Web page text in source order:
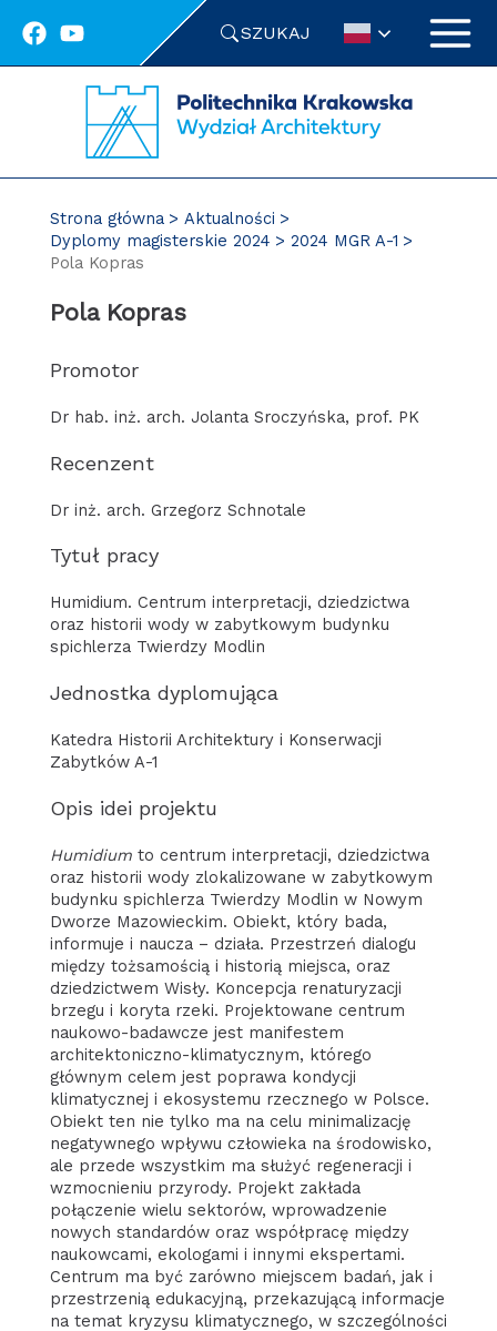
SZUKAJ
Strona główna
Aktualności
Dyplomy magisterskie 2024
2024 MGR A-1
Pola Kopras
Pola Kopras
Promotor
Dr hab. inż. arch. Jolanta Sroczyńska, prof. PK
Recenzent
Dr inż. arch. Grzegorz Schnotale
Tytuł pracy
Humidium. Centrum interpretacji, dziedzictwa
oraz historii wody w zabytkowym budynku
spichlerza Twierdzy Modlin
Jednostka dyplomująca
Katedra Historii Architektury i Konserwacji
Zabytków A-1
Opis idei projektu
Humidium to centrum interpretacji, dziedzictwa
oraz historii wody zlokalizowane w zabytkowym
budynku spichlerza Twierdzy Modlin w Nowym
Dworze Mazowieckim. Obiekt, który bada,
informuje i naucza – działa. Przestrzeń dialogu
między tożsamością i historią miejsca, oraz
dziedzictwem Wisły. Koncepcja renaturyzacji
brzegu i koryta rzeki. Projektowane centrum
naukowo-badawcze jest manifestem
architektoniczno-klimatycznym, którego
głównym celem jest poprawa kondycji
klimatycznej i ekosystemu rzecznego w Polsce.
Obiekt ten nie tylko ma na celu minimalizację
negatywnego wpływu człowieka na środowisko,
ale przede wszystkim ma służyć regeneracji i
wzmocnieniu przyrody. Projekt zakłada
połączenie wielu sektorów, wprowadzenie
nowych standardów oraz współpracę między
naukowcami, ekologami i innymi ekspertami.
Centrum ma być zarówno miejscem badań, jak i
przestrzenią edukacyjną, przekazującą informacje
na temat kryzysu klimatycznego, w szczególności